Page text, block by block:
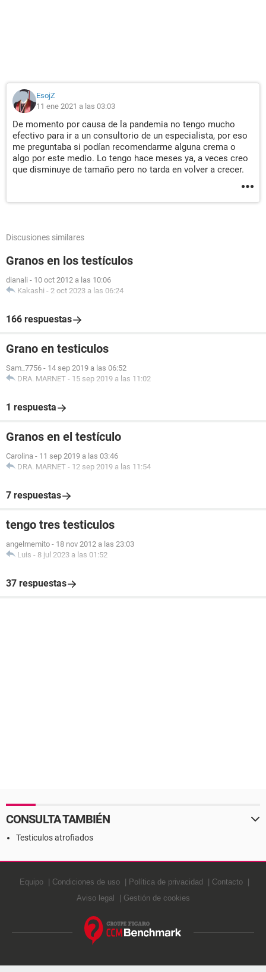
EsojZ
11 ene 2021 a las 03:03
De momento por causa de la pandemia no tengo mucho
efectivo para ir a un consultorio de un especialista, por eso
me preguntaba si podían recomendarme alguna crema o
algo por este medio. Lo tengo hace meses ya, a veces creo
que disminuye de tamaño pero no tarda en volver a crecer.
Discusiones similares
Granos en los testículos
dianali - 10 oct 2012 a las 10:06
Kakashi - 2 oct 2023 a las 06:24
166 respuestas
Grano en testiculos
Sam_7756 - 14 sep 2019 a las 06:52
DRA. MARNET - 15 sep 2019 a las 11:02
1 respuesta
Granos en el testículo
Carolina - 11 sep 2019 a las 03:46
DRA. MARNET - 12 sep 2019 a las 11:54
7 respuestas
tengo tres testiculos
angelmemito - 18 nov 2012 a las 23:03
Luis - 8 jul 2023 a las 01:52
37 respuestas
CONSULTA TAMBIÉN
Testiculos atrofiados
Equipo Condiciones de uso Política de privacidad
Contacto
Aviso legal
Gestión de cookies